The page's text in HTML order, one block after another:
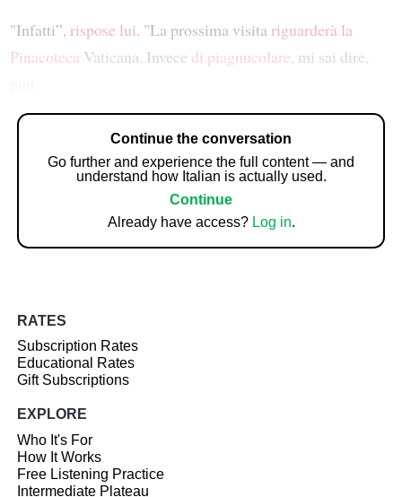
"Infatti”, rispose lui. "La prossima visita riguarderà la
Pinacoteca Vaticana. Invece di piagnucolare, mi sai dire,
Continue the conversation
Go further and experience the full content — and
understand how Italian is actually used.
Continue
Already have access? Log in.
RATES
Subscription Rates
Educational Rates
Gift Subscriptions
EXPLORE
Who It's For
How It Works
Free Listening Practice
Intermediate Plateau